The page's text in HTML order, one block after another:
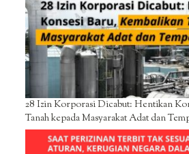
28 Izin Korporasi Dicabut: Hentikan
Tanah kepada Masyarakat Adat dan